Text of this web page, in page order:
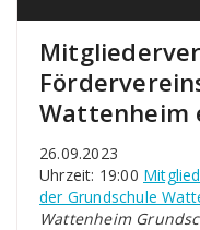
Wattenheim
26.09.2023
Uhrzeit: 19:00
der Grundschule
Wattenheim